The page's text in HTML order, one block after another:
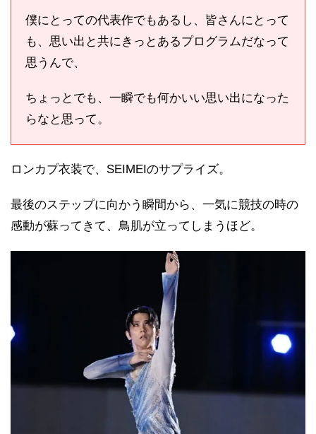
僕にとっての代表作でもあるし、皆さんにとって
も、思い出と共にきっとあるプログラムだなって
思うんで、
ちょっとでも、一瞬でも何かいい思い出になった
らなと思って。
ロンカプ衣装で、SEIMEIのサプライズ。
最後のステップに向かう瞬間から、一気に競技の時の
感動が蘇ってきて、鳥肌が立ってしまうほど。